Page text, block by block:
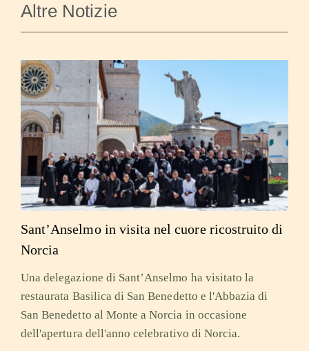
Altre Notizie
Sant’Anselmo in visita nel cuore ricostruito di
Norcia
Una delegazione di Sant’Anselmo ha visitato la
restaurata Basilica di San Benedetto e l'Abbazia di
San Benedetto al Monte a Norcia in occasione
dell'apertura dell'anno celebrativo di Norcia.